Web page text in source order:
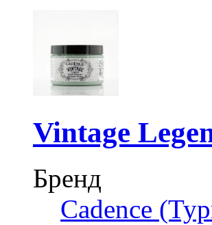
Vintage
Бренд
Cadence